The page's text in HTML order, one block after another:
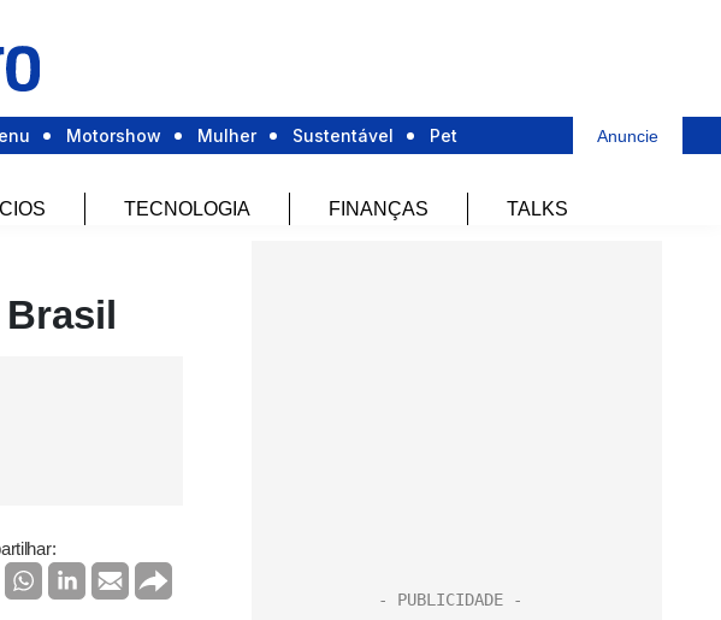
Motorshow Mulher Sustentável Pet Anuncie
TECNOLOGIA FINANÇAS TALKS